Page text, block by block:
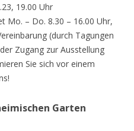
19.00 Uhr
Mo. – Do. 8.30 – 16.00 Uhr,
(durch Tagungen
Zugang zur Ausstellung
Sie sich vor einem
Garten